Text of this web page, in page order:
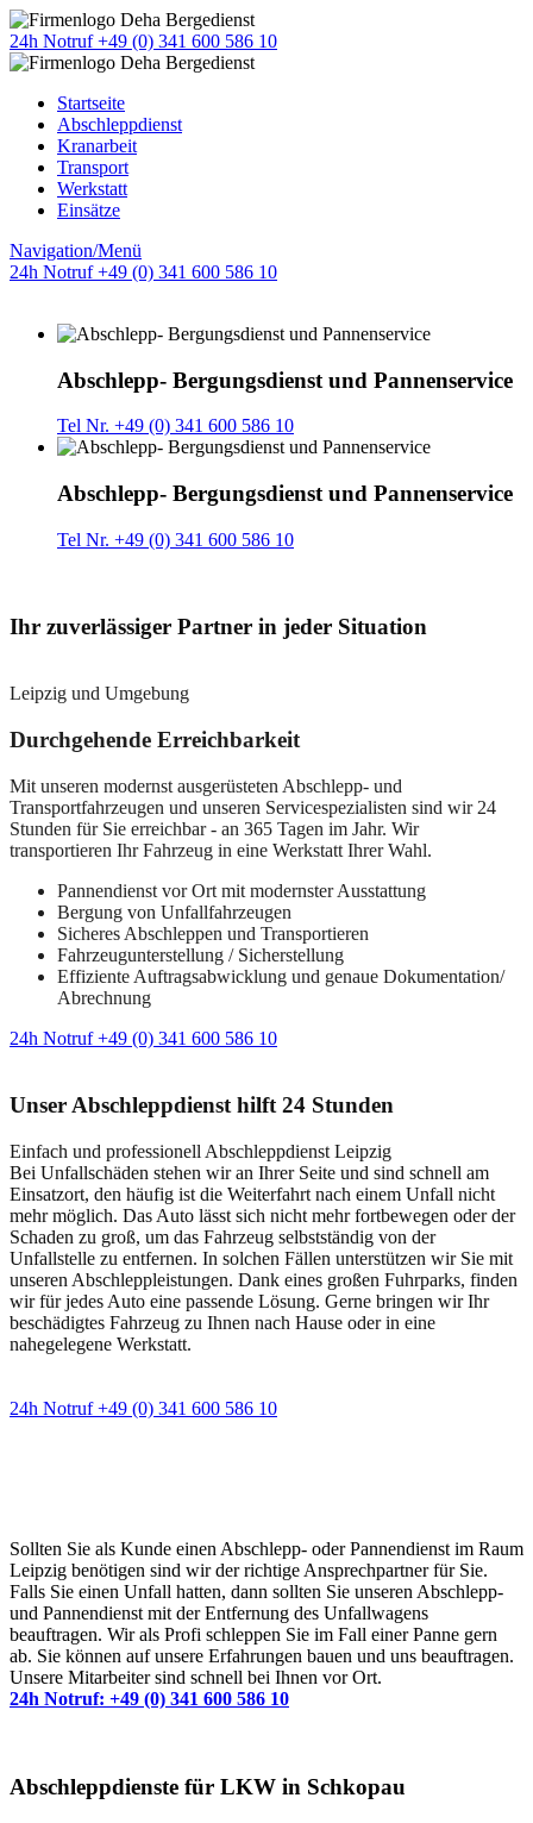
24h Notruf +49 (0) 341 600 586 10
Startseite
Abschleppdienst
Kranarbeit
Transport
Werkstatt
Einsätze
Navigation/Menü
24h Notruf +49 (0) 341 600 586 10
Abschlepp- Bergungsdienst und Pannenservice
Tel Nr. +49 (0) 341 600 586 10
Abschlepp- Bergungsdienst und Pannenservice
Tel Nr. +49 (0) 341 600 586 10
Ihr zuverlässiger Partner in jeder Situation
Leipzig und Umgebung
Durchgehende Erreichbarkeit
Mit unseren modernst ausgerüsteten Abschlepp- und
Transportfahrzeugen und unseren Servicespezialisten sind wir 24
Stunden für Sie erreichbar - an 365 Tagen im Jahr. Wir
transportieren Ihr Fahrzeug in eine Werkstatt Ihrer Wahl.
Pannendienst vor Ort mit modernster Ausstattung
Bergung von Unfallfahrzeugen
Sicheres Abschleppen und Transportieren
Fahrzeugunterstellung / Sicherstellung
Effiziente Auftragsabwicklung und genaue Dokumentation/
Abrechnung
24h Notruf +49 (0) 341 600 586 10
Unser Abschleppdienst hilft 24 Stunden
Einfach und professionell Abschleppdienst Leipzig
Bei Unfallschäden stehen wir an Ihrer Seite und sind schnell am
Einsatzort, den häufig ist die Weiterfahrt nach einem Unfall nicht
mehr möglich. Das Auto lässt sich nicht mehr fortbewegen oder der
Schaden zu groß, um das Fahrzeug selbstständig von der
Unfallstelle zu entfernen. In solchen Fällen unterstützen wir Sie mit
unseren Abschleppleistungen. Dank eines großen Fuhrparks, finden
wir für jedes Auto eine passende Lösung. Gerne bringen wir Ihr
beschädigtes Fahrzeug zu Ihnen nach Hause oder in eine
nahegelegene Werkstatt.
24h Notruf +49 (0) 341 600 586 10
Sollten Sie als Kunde einen Abschlepp- oder Pannendienst im Raum
Leipzig benötigen sind wir der richtige Ansprechpartner für Sie.
Falls Sie einen Unfall hatten, dann sollten Sie unseren Abschlepp-
und Pannendienst mit der Entfernung des Unfallwagens
beauftragen. Wir als Profi schleppen Sie im Fall einer Panne gern
ab. Sie können auf unsere Erfahrungen bauen und uns beauftragen.
Unsere Mitarbeiter sind schnell bei Ihnen vor Ort.
24h Notruf: +49 (0) 341 600 586 10
Abschleppdienste für LKW in Schkopau